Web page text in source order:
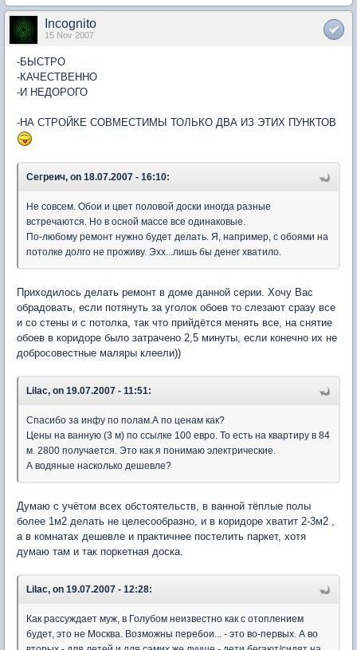
Incognito
15 Nov 2007
-БЫСТРО
-КАЧЕСТВЕННО
-И НЕДОРОГО
-НА СТРОЙКЕ СОВМЕСТИМЫ ТОЛЬКО ДВА ИЗ ЭТИХ ПУНКТОВ
Сегреич, on 18.07.2007 - 16:10:
Не совсем. Обои и цвет половой доски иногда разные
встречаются. Но в осной массе все одинаковые.
По-любому ремонт нужно будет делать. Я, например, с обоями на
потолке долго не проживу. Эхх...лишь бы денег хватило.
Приходилось делать ремонт в доме данной серии. Хочу Вас
обрадовать, если потянуть за уголок обоев то слезают сразу все
и со стены и с потолка, так что прийдётся менять все, на снятие
обоев в коридоре было затрачено 2,5 минуты, если конечно их не
добросовестные маляры клеели))
Lilac, on 19.07.2007 - 11:51:
Спасибо за инфу по полам.А по ценам как?
Цены на ванную (3 м) по ссылке 100 евро. То есть на квартиру в 84
м. 2800 получается. Это как я понимаю электрические.
А водяные насколько дешевле?
Думаю с учётом всех обстоятельств, в ванной тёплые полы
более 1м2 делать не целесообразно, и в коридоре хватит 2-3м2 ,
а в комнатах дешевле и практичнее постелить паркет, хотя
думаю там и так поркетная доска.
Lilac, on 19.07.2007 - 12:28:
Как рассуждает муж, в Голубом неизвестно как с отоплением
будет, это не Москва. Возможны перебои... - это во-первых. А во